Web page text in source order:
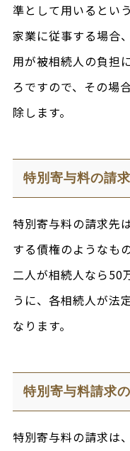
準として用いるとい
家業に従事する場合
用が被相続人の負担
ろですので、その場
除します。
特別寄与料の請
特別寄与料の請求先
する債権のようなも
二人が相続人なら
うに、各相続人が法
なります。
特別寄与料請求
特別寄与料の請求は